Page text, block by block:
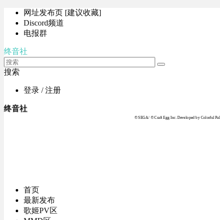
网址发布页 [建议收藏]
Discord频道
电报群
终音社
搜索
登录 / 注册
终音社
© SEGA / © Craft Egg Inc. Developed by Colorful
首页
最新发布
歌姬PV区